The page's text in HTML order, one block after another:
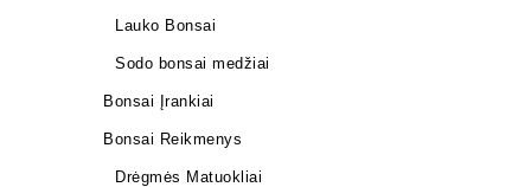
Lauko Bonsai
Sodo bonsai medžiai
Bonsai Įrankiai
Bonsai Reikmenys
Drėgmės Matuokliai